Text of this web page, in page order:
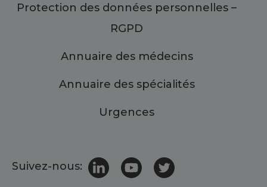
Protection des données personnelles –
RGPD
Annuaire des médecins
Annuaire des spécialités
Urgences
Suivez-nous: